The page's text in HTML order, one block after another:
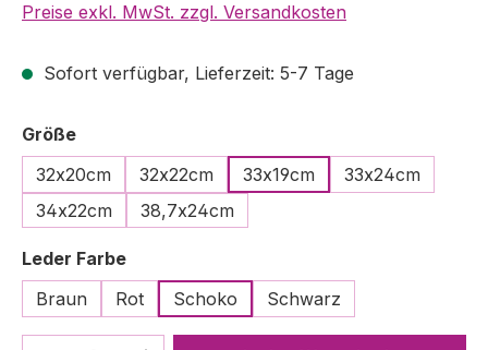
Preise exkl. MwSt. zzgl. Versandkosten
Sofort verfügbar, Lieferzeit: 5-7 Tage
Größeauswählen
32x20cm
32x22cm 33x19cm
33x24cm
34x22cm
38,7x24cm
Leder Farbeauswählen
Braun
Rot Schoko Schwarz